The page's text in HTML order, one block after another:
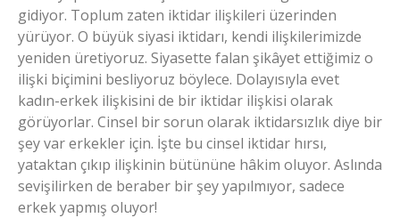
gidiyor. Toplum zaten iktidar ilişkileri üzerinden
yürüyor. O büyük siyasi iktidarı, kendi ilişkilerimizde
yeniden üretiyoruz. Siyasette falan şikâyet ettiğimiz o
ilişki biçimini besliyoruz böylece. Dolayısıyla evet
kadın-erkek ilişkisini de bir iktidar ilişkisi olarak
görüyorlar. Cinsel bir sorun olarak iktidarsızlık diye bir
şey var erkekler için. İşte bu cinsel iktidar hırsı,
yataktan çıkıp ilişkinin bütününe hâkim oluyor. Aslında
sevişilirken de beraber bir şey yapılmıyor, sadece
erkek yapmış oluyor!